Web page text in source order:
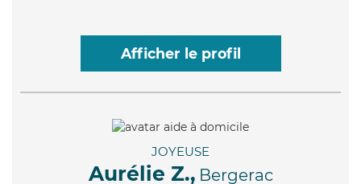
Afficher le profil
JOYEUSE
Aurélie Z., Bergerac